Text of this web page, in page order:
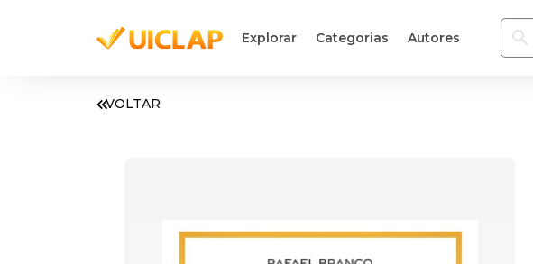
Explorar Categorias Autores
VOLTAR